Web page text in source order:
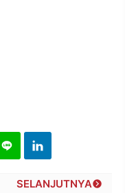
SELANJUTNYA